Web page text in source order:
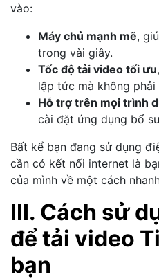
vào:
Máy chủ mạnh mẽ,
trong vài giây.
Tốc độ tải video tối ưu
lập tức mà không phải
Hỗ trợ trên mọi trình
cài đặt ứng dụng bổ
Bất kể bạn đang sử dụng
cần có kết nối internet là
của mình về một cách
III. Cách sử
để tải video
bạn